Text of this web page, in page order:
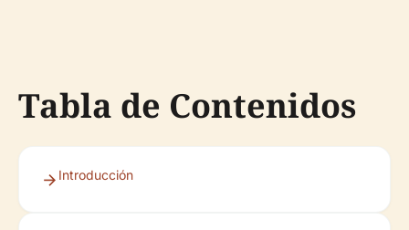
Tabla de Contenidos
Introducción